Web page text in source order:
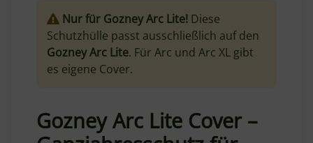
Nur für Gozney Arc Lite! Diese
Schutzhülle passt ausschließlich auf den
Gozney Arc Lite. Für Arc und Arc XL gibt
es eigene Cover.
Gozney Arc Lite Cover –